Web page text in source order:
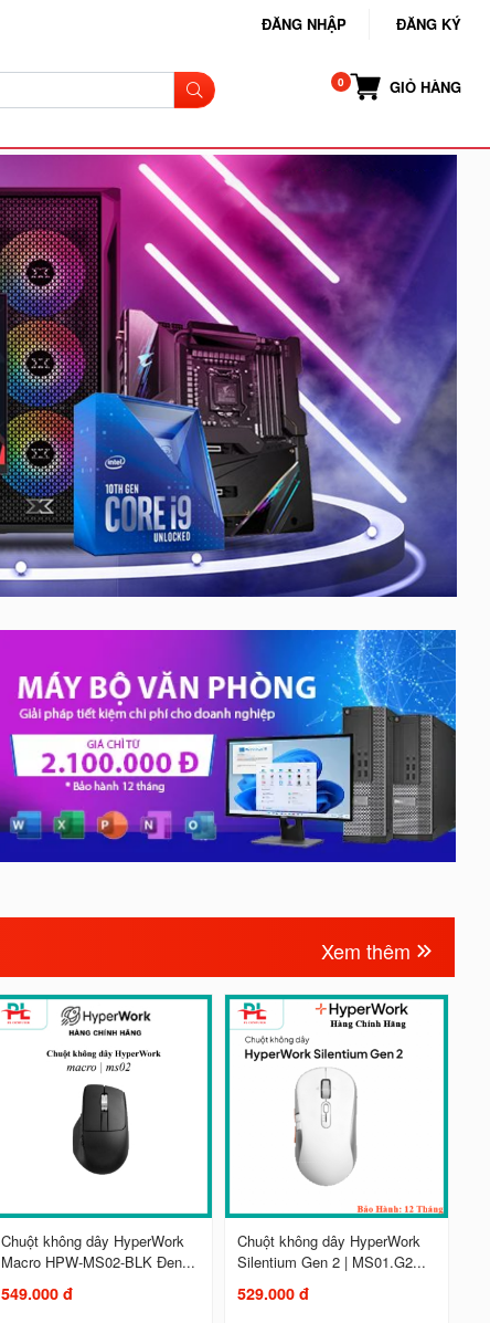
ĐĂNG NHẬP ĐĂNG KÝ
GIỎ HÀNG
Xem thêm
Chuột không dây HyperWork
Macro HPW-MS02-BLK Đen...
549.000 đ
Chuột không dây HyperWork
Silentium Gen 2 | MS01.G2...
529.000 đ